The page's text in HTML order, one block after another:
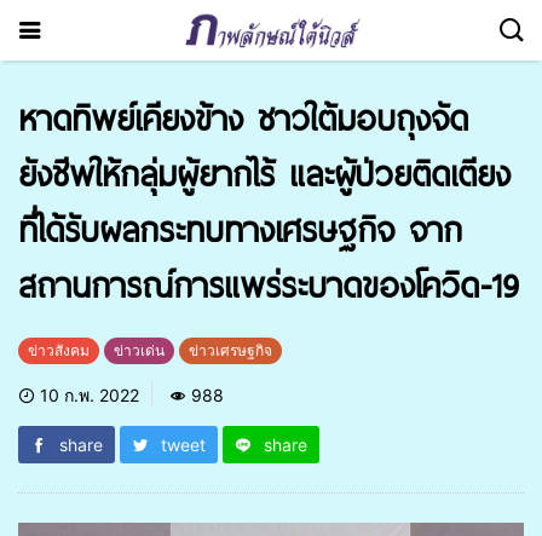
หาดทิพย์เคียงข้าง ชาวใต้มอบถุงจัด
ยังชีพให้กลุ่มผู้ยากไร้ และผู้ป่วยติดเตียง
ที่ได้รับผลกระทบทางเศรษฐกิจ จาก
สถานการณ์การแพร่ระบาดของโควิด-19
ข่าวสังคม ข่าวเด่น ข่าวเศรษฐกิจ
10 ก.พ. 2022 988
share tweet share